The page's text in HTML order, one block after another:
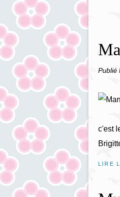
Publié
c'est
LIRE